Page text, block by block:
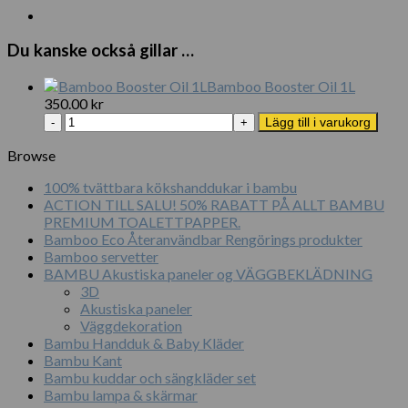
850.00 kr. 050.00 kr.
Du kanske också gillar …
Bamboo Booster Oil 1L
350.00 kr
Bamboo
Booster
mängd
Lägg till i varukorg
Browse
100% tvättbara kökshanddukar i bambu
ACTION TILL SALU! 50% RABATT PÅ ALLT BAMBU
PREMIUM TOALETTPAPPER.
Bamboo Eco Återanvändbar Rengörings produkter
Bamboo servetter
BAMBU Akustiska paneler og VÄGGBEKLÄDNING
3D
Akustiska paneler
Väggdekoration
Bambu Handduk & Baby Kläder
Bambu Kant
Bambu kuddar och sängkläder set
Bambu lampa & skärmar